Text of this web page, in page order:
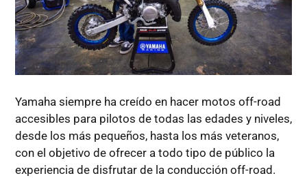
Yamaha siempre ha creído en hacer motos off-road
accesibles para pilotos de todas las edades y niveles,
desde los más pequeños, hasta los más veteranos,
con el objetivo de ofrecer a todo tipo de público la
experiencia de disfrutar de la conducción off-road.